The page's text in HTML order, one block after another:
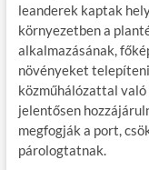
leanderek kaptak
környezetben a
alkalmazásának,
növényeket
közműhálózattal
jelentősen
megfogják a port,
párologtatnak.